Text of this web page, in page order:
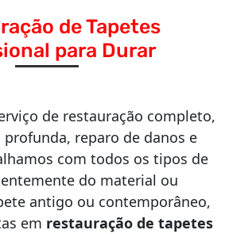
de Tapetes
para Durar
de restauração completo,
reparo de danos e
com todos os tipos de
do material ou
antigo ou contemporâneo,
em restauração de tapetes